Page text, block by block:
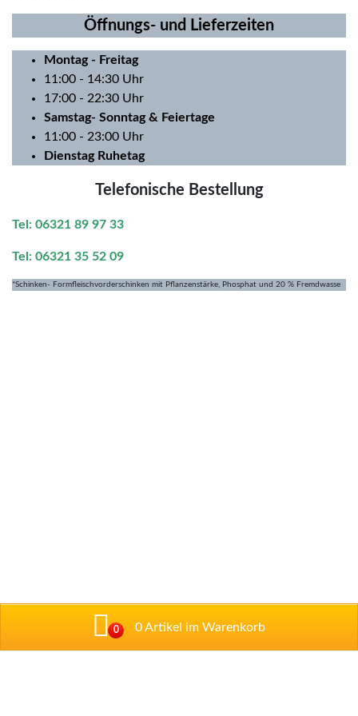
0 0 Artikel im Warenkorb
Öffnungs- und Lieferzeiten
Montag - Freitag
11:00 - 14:30 Uhr
17:00 - 22:30 Uhr
Samstag- Sonntag & Feiertage
11:00 - 23:00 Uhr
Dienstag Ruhetag
Telefonische Bestellung
Tel: 06321 89 97 33
Tel: 06321 35 52 09
*Schinken- Formfleischvorderschinken mit Pflanzenstärke, Phosphat und 20 % Fremdwasse